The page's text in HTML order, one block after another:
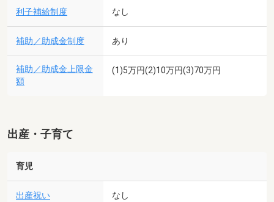
利子補給制度 なし
補助／助成金制度 あり
補助／助成金上限金
額
(1)5万円(2)10万円(3)70万円
出産・子育て
育児
出産祝い なし